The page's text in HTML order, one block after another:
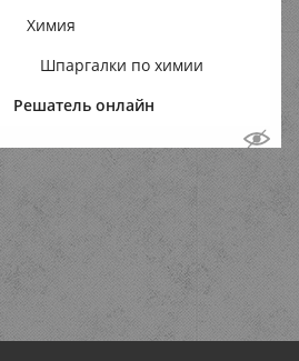
Химия
Шпаргалки по химии
Решатель онлайн